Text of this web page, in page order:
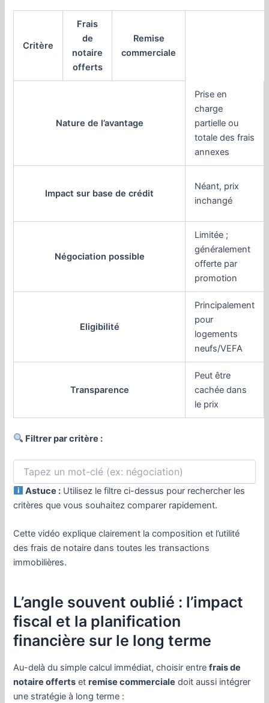
Critère
Frais
de
notaire
offerts
Remise
commerciale
Nature de l’avantage
Prise en
charge
partielle ou
totale des frais
annexes
Impact sur base de crédit
Néant, prix
inchangé
Négociation possible
Limitée ;
généralement
offerte par
promotion
Eligibilité
Principalement
pour
logements
neufs/VEFA
Transparence
Peut être
cachée dans
le prix
Filtrer par critère :
Astuce : Utilisez le filtre ci-dessus pour rechercher les
critères que vous souhaitez comparer rapidement.
Cette vidéo explique clairement la composition et l’utilité
des frais de notaire dans toutes les transactions
immobilières.
L’angle souvent oublié : l’impact
fiscal et la planification
financière sur le long terme
Au-delà du simple calcul immédiat, choisir entrefrais de
notaire offerts etremise commerciale doit aussi intégrer
une stratégie à long terme :